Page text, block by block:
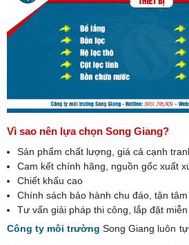
Vì sao nên lựa chọn Song Giang?
Sản phẩm chất lượng, giá cả cạnh
Cam kết chính hãng, nguồn gốc xuất
Chiết khấu cao
Chính sách bảo hành chu đáo, tận tâm
Tư vấn giải pháp thi công, lắp đặt
Công ty môi trường Song Giang luôn